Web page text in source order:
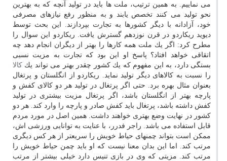
می نماییم. به همین ترتیب، ملت ها باید در تولید آنچه كه به بهترین
نحو تولید می كنند تخصص یابند و به منظور رفع نیازهای مصرفی
خود، آزادانه با دیگر كشورها به تجارت بپردازند. این بحث توسط
دیوید ریكاردو در قرن نوزدهم گسترش یافت. ریكاردو این سوال را
مطرح كرد: اگر یك ملت همه كارها را بهتر از دیگران انجام دهد چه
اتقاقی خواهد افتاد؟ پاسخ او این بود كه تجارت به مزیت نسبی
بستگی دارد، به این مفهوم كه یك كشور چقدر بهتر می تواند یك كالا
را نسبت به كالاهای دیگر تولید نماید. ریكاردو از انگلستان و پرتغال
بعنوان مثال بهره برد. حتی اگر پرتغال در تولید هر دو كالای كفش و
پارچه بهتر از انگلستان باشد، اگر پرتغال مزیت بیشتری در تولید
كفش داشته باشد، پرتغال باید كفش صادر و پارچه را وارد كند. هر دو
كشور در نهایت وضع بهتری خواهند داشت. همین اصل در مورد مردم
قابل استفاده می باشد. راجر فدرر، با عنایت به توانایی ورزشی اش،
ممكن است بتواند چمن­های حیاط خویش را سریعتر از هر كس دیگری
مرتب كند. اما این بدان معنا نیست كه او باید چمن حیاط خویش را
مرتب كند. مزیتی كه وی در بازی تنیس دارد خیلی بیشتر از مرتب